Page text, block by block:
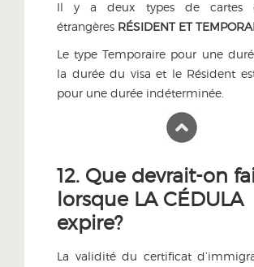
Il y a deux types de cartes
étrangères RÉSIDENT ET
Le type Temporaire pour une
la durée du visa et le Résident
pour une durée indéterminée.
12. Que devrait-on
lorsque LA CÉDULA
expire?
La validité du certificat